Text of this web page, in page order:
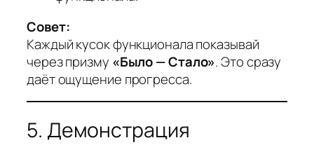
Совет:
Каждый кусок функционала показывай
через призму «Было — Стало». Это сразу
даёт ощущение прогресса.
5. Демонстрация